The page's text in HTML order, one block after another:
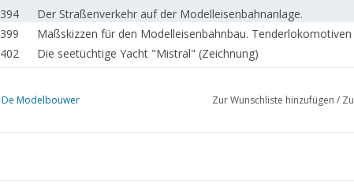
394
Der Straßenverkehr auf der Modelleisenbahnanlage.
399
Maßskizzen für den Modelleisenbahnbau. Tenderlokomotiven
402
Die seetüchtige Yacht "Mistral" (Zeichnung)
408
Die Zuiderzeebahn.
De Modelbouwer Zur Wunschliste hinzufügen /